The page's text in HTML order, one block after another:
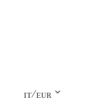
IT EUR